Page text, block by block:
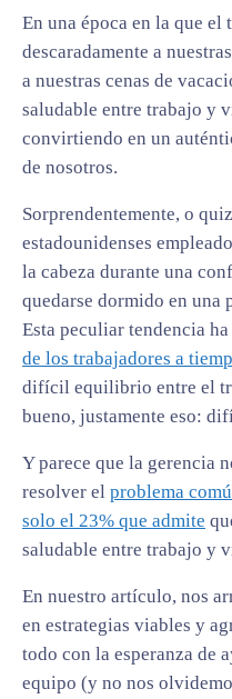
En una época en la que
descaradamente a
a nuestras cenas de
saludable entre trabajo y
convirtiendo en un
de nosotros.
Sorprendentemente, o
estadounidenses
la cabeza durante una
quedarse dormido en una
Esta peculiar tendencia
de los trabajadores a
difícil equilibrio entre el
bueno, justamente eso:
Y parece que la gerencia
resolver el problema
solo el 23% que admite
saludable entre trabajo y
En nuestro artículo, nos
en estrategias viables y
todo con la esperanza de
equipo (y no nos